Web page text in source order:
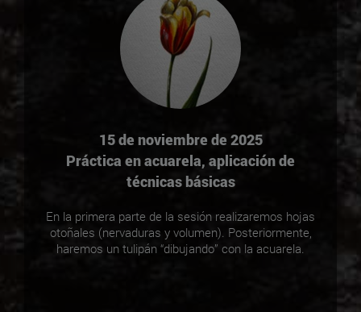
15 de noviembre de 2025
Práctica en acuarela, aplicación de
técnicas básicas
En la primera parte de la sesión realizaremos hojas
otoñales (nervaduras y volumen). Posteriormente,
haremos un tulipán “dibujando” con la acuarela.